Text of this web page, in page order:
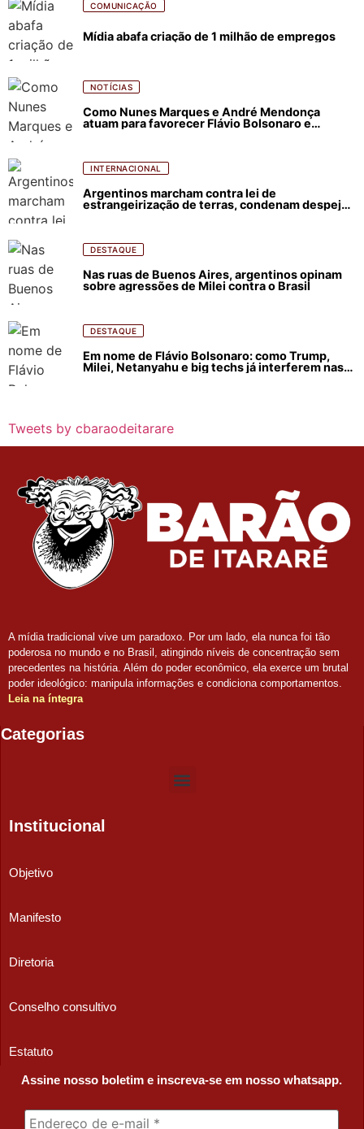
COMUNICAÇÃO
Mídia abafa criação de 1 milhão de empregos
NOTÍCIAS
Como Nunes Marques e André Mendonça
atuam para favorecer Flávio Bolsonaro e
INTERNACIONAL
Argentinos marcham contra lei de
estrangeirização de terras, condenam despejos
DESTAQUE
Nas ruas de Buenos Aires, argentinos opinam
sobre agressões de Milei contra o Brasil
DESTAQUE
Em nome de Flávio Bolsonaro: como Trump,
Milei, Netanyahu e big techs já interferem nas
Tweets by cbaraodeitarare
A mídia tradicional vive um paradoxo. Por um lado, ela nunca foi tão
poderosa no mundo e no Brasil, atingindo níveis de concentração sem
precedentes na história. Além do poder econômico, ela exerce um brutal
poder ideológico: manipula informações e condiciona comportamentos.
Leia na íntegra
Categorias
Institucional
Objetivo
Manifesto
Diretoria
Conselho consultivo
Estatuto
Assine nosso boletim e inscreva-se em nosso whatsapp.